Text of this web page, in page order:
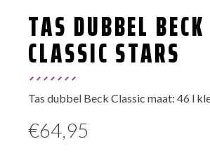
TAS DUBBEL BECK
CLASSIC STARS
Tas dubbel Beck Classic maat: 46 l
€64,95